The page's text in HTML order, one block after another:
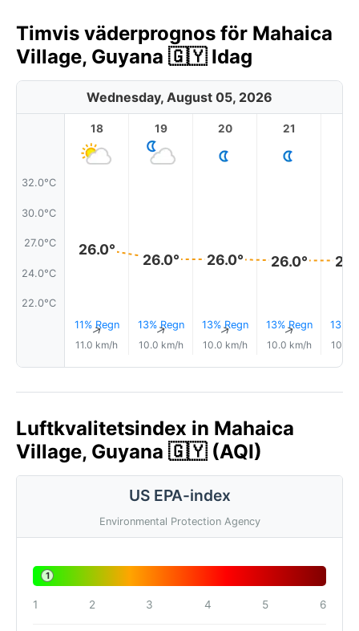
Timvis väderprognos för Mahaica
Village, Guyana 🇬🇾 Idag
Wednesday, August 05, 2026
32.0°C
30.0°C
27.0°C
24.0°C
22.0°C
18
26.0°
11% Regn
↑
11.0 km/h
19
26.0°
13% Regn
↑
10.0 km/h
20
26.0°
13% Regn
↑
10.0 km/h
21
26.0°
13% Regn
↑
10.0 km/h
13%
10.0
Luftkvalitetsindex in Mahaica
Village, Guyana 🇬🇾 (AQI)
US EPA-index
Environmental Protection Agency
1
1 2 3 4 5 6